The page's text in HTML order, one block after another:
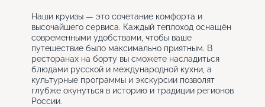
Наши круизы — это сочетание комфорта и
высочайшего сервиса. Каждый теплоход оснащён
современными удобствами, чтобы ваше
путешествие было максимально приятным. В
ресторанах на борту вы сможете насладиться
блюдами русской и международной кухни, а
культурные программы и экскурсии позволят
глубже окунуться в историю и традиции регионов
России.